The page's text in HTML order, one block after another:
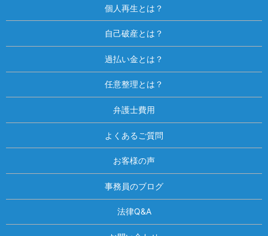
個人再生とは？
自己破産とは？
過払い金とは？
任意整理とは？
弁護士費用
よくあるご質問
お客様の声
事務員のブログ
法律Q&A